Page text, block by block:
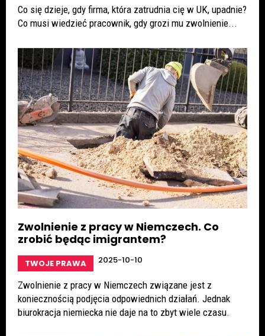
Co się dzieje, gdy firma, która zatrudnia cię w UK, upadnie?
Co musi wiedzieć pracownik, gdy grozi mu zwolnienie...
Zwolnienie z pracy w Niemczech. Co
zrobić będąc imigrantem?
TWOJE PRAWA 2025-10-10
Zwolnienie z pracy w Niemczech związane jest z
koniecznością podjęcia odpowiednich działań. Jednak
biurokracja niemiecka nie daje na to zbyt wiele czasu.